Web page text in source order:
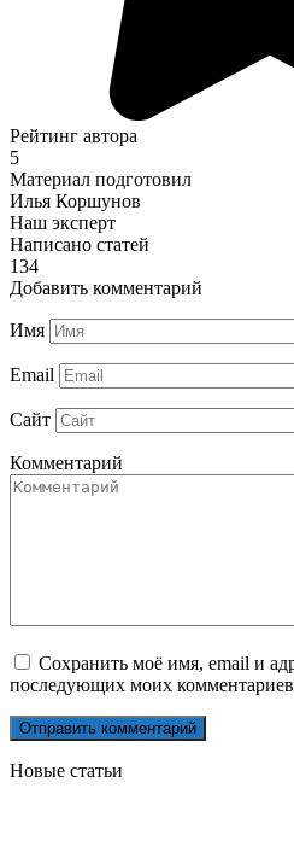
Рейтинг автора
5
Материал подготовил
Илья Коршунов
Наш эксперт
Написано статей
134
Добавить комментарий
Имя
Email
Сайт
Комментарий
Сохранить моё имя, email и
последующих моих
Новые статьи